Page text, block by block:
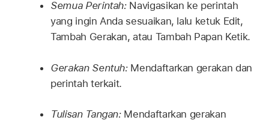
Semua Perintah:Navigasikan ke perintah
yang ingin Anda sesuaikan, lalu ketuk Edit,
Tambah Gerakan, atau Tambah Papan Ketik.
Gerakan Sentuh:Mendaftarkan gerakan dan
perintah terkait.
Tulisan Tangan:Mendaftarkan gerakan